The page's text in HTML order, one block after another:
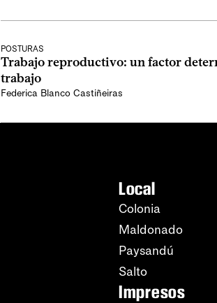
POSTURAS
Trabajo reproductivo: un factor
trabajo
Federica Blanco Castiñeiras
Local
Colonia
Maldonado
Paysandú
Salto
Impresos